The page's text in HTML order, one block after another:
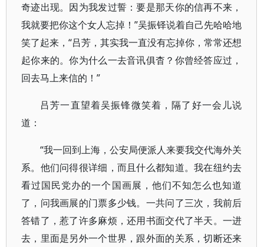
奇迹出现。因为我发过誓：要是那天你的信再不来，
我就要把你这个女人忘掉！”吴振铎说着自己先哈哈地
笑了起来，“吕芳，其实我一直没有忘掉你，常常还想
起你来的。你为什么一去音讯俱杳？你曾经答应过，
回去马上来信的！”
吕芳一直望着吴振锋微笑着，隔了好一会儿说
道：
“我一回到上海，公安局便派人来要我交代海外关
系。他们问得很详细，而且什么都知道。我在纽约去
看过国民党办的一个国画展，他们不知怎么也知道
了，问我画展的门票多少钱。一共问了三次，我前后
答错了，惹了许多麻烦，还用书面交代了半天。一进
去，里面是另外一个世界，跟外面的关系，切断还来